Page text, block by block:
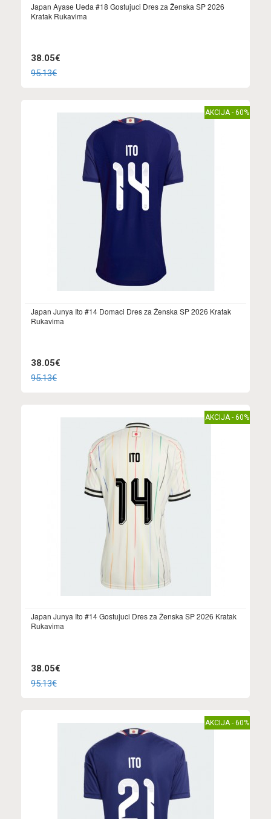
Japan Ayase Ueda #18 Gostujuci Dres za Ženska SP 2026
Kratak Rukavima
38.05€
95.13€
AKCIJA - 60%
Japan Junya Ito #14 Domaci Dres za Ženska SP 2026 Kratak
Rukavima
38.05€
95.13€
AKCIJA - 60%
Japan Junya Ito #14 Gostujuci Dres za Ženska SP 2026 Kratak
Rukavima
38.05€
95.13€
AKCIJA - 60%